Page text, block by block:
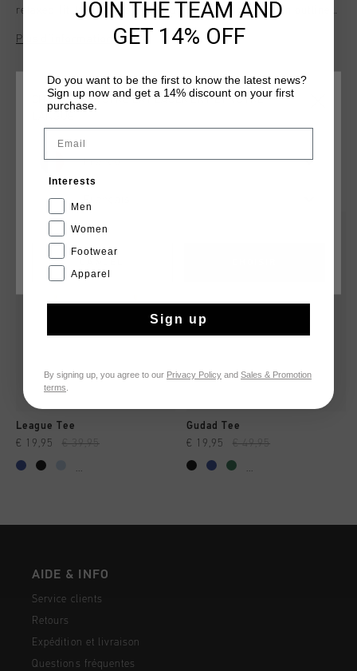
relaxed fit. It features a raised gel print logo with an outline
on the front, and a mesmerizing holographic print on the
back that shifts visually in two ways. This tee offers a bold
design details.
Plus d’information
TU POURRAIS AIMER
League Tee
€ 19,95 € 39,95
...
Gudad Tee
€ 19,95 € 49,95
...
AIDE & INFO
Service clients
Retours
Expédition et livraison
Questions fréquentes
CHOISISSEZ VOTRE EMPLACEMENT ET VOTRE
France
JOIN THE TEAM AND
GET 14% OFF
Do you want to be the first to know the latest news?
Sign up now and get a 14% discount on your first
purchase.
Interests
Men
Women
Footwear
Apparel
Sign up
By signing up, you agree to our Privacy Policy and Sales & Promotion
terms